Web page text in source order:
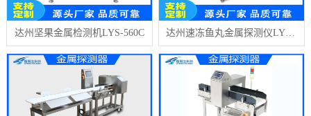
达州坚果金属检测机LYS-560C 达州速冻鱼丸金属探测仪LYS-506H